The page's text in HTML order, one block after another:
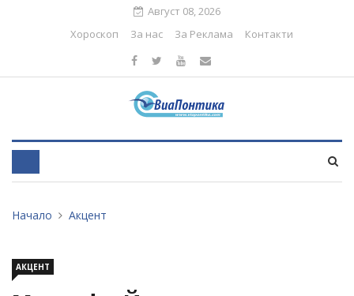
Август 08, 2026
Хороскоп
За нас За Реклама Контакти
Начало Акцент
АКЦЕНТ